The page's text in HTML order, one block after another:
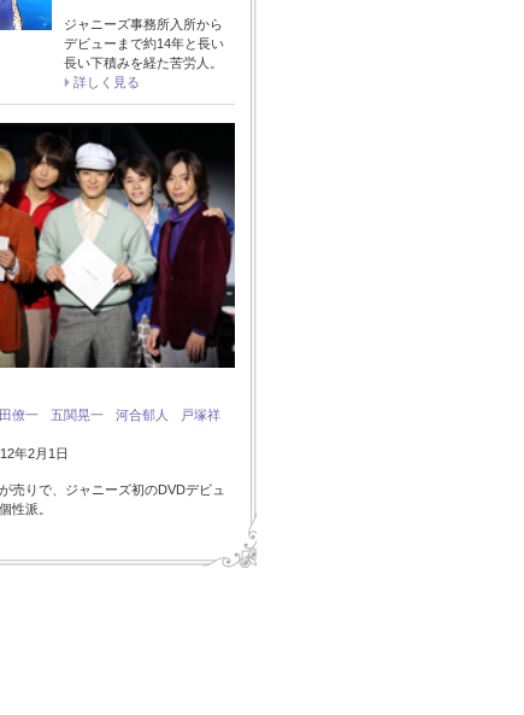
ジャニーズ事務所入所から
デビューまで約14年と長い
長い下積みを経た苦労人。
詳しく見る
僚一 五関晃一 河合郁人
戸塚祥
年2月1日
売りで、ジャニーズ初のDVDデビュ
性派。